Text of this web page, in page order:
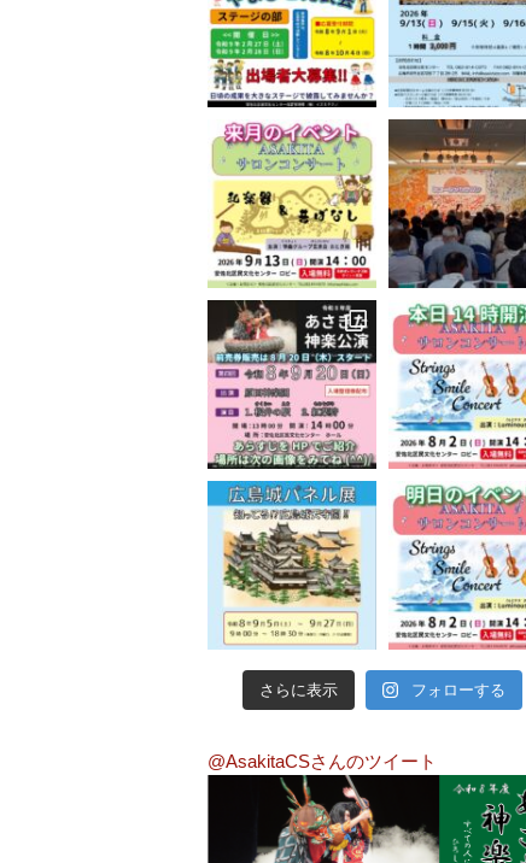
さらに表示 フォローする
@AsakitaCSさんのツイート